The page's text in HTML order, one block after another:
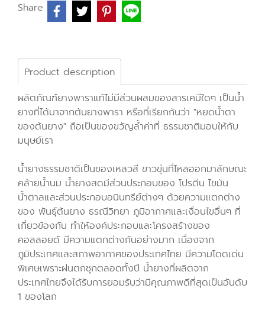
Share
Product description
ผลิตภัณฑ์ยางพาราแท้ไม่มีส่วนผสมของสารเคมีใดๆ เป็นน้ำ
ยางที่ได้มาจากต้นยางพารา หรือที่เรียกกันว่า "หยดน้ำตา
ของต้นยาง" ถือเป็นของขวัญล้ำค่าที่ ธรรมชาติมอบให้กับ
มนุษย์เรา
น้ำยางธรรมชาติเป็นของเหลวสี ขาวขุ่นที่ไหลออกมาลักษณะ
คล้ายน้ำนม น้ำยางสดมีส่วนประกอบของ โปรตีน ไขมัน
น้ำตาลและส่วนประกอบอนินทรีย์ต่างๆ ด้วยความแตกต่าง
ของ พันธุ์ต้นยาง ธรณีวิทยา ภูมิอากาศและเงื่อนไขอื่นๆ ที่
เกี่ยวข้องกัน ทำให้องค์ประกอบและโครงสร้างของ
คอลลอยด์ มีความแตกต่างกันอย่างมาก เนื่องจาก
ภูมิประเทศและสภาพอากาศของประเทศไทย มีความโดดเด่น
พิเศษเพราะฝนตกชุกตลอดทั้งปี น้ำยางที่ผลิตจาก
ประเทศไทยจึงได้รับการยอมรับว่ามีคุณภาพดีที่สุดเป็นอันดับ
1 ของโลก